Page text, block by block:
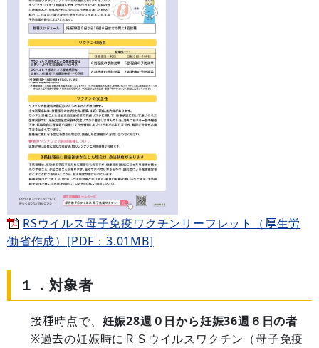
RSウイルス母子免疫ワクチンリーフレット（厚生労
働省作成）[PDF：3.01MB]
１．対象者
接種時点で、 妊娠28週０日から妊娠36週６日の者
※過去の妊娠時にＲＳウイルスワクチン（母子免疫